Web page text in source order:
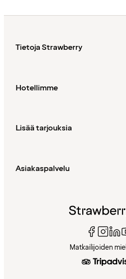
Tietoja Strawberry
Hotellimme
Lisää tarjouksia
Asiakaspalvelu
Matkailijoiden